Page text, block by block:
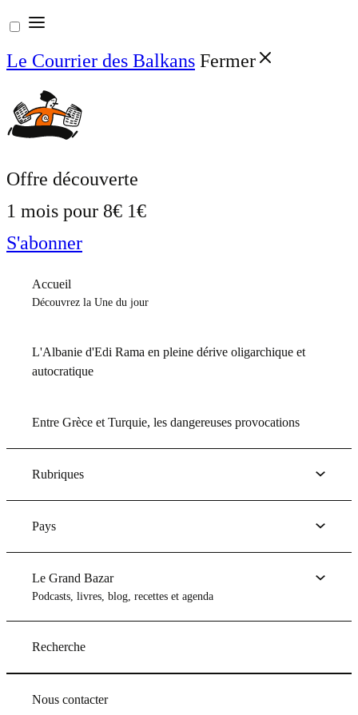
Aller
au
contenu
Le Courrier des Balkans Fermer
Offre découverte
1 mois pour 8€ 1€
S'abonner
Accueil
Découvrez la Une du jour
L'Albanie d'Edi Rama en pleine dérive oligarchique et
autocratique
Entre Grèce et Turquie, les dangereuses provocations
Rubriques
Pays
Le Grand Bazar
Podcasts, livres, blog, recettes et agenda
Recherche
Nous contacter